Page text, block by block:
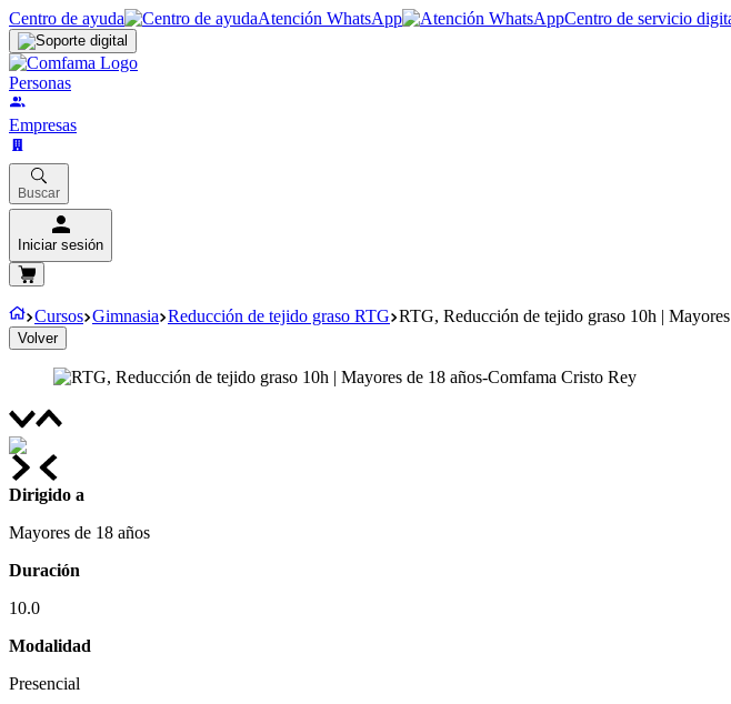
Centro de ayuda Atención WhatsApp Centro de servicio
Personas
Empresas
Buscar
Iniciar sesión
Cursos Gimnasia Reducción de tejido graso RTG RTG, Reducción de tejido graso 10h |
Volver
Dirigido a
Mayores de 18 años
Duración
10.0
Modalidad
Presencial